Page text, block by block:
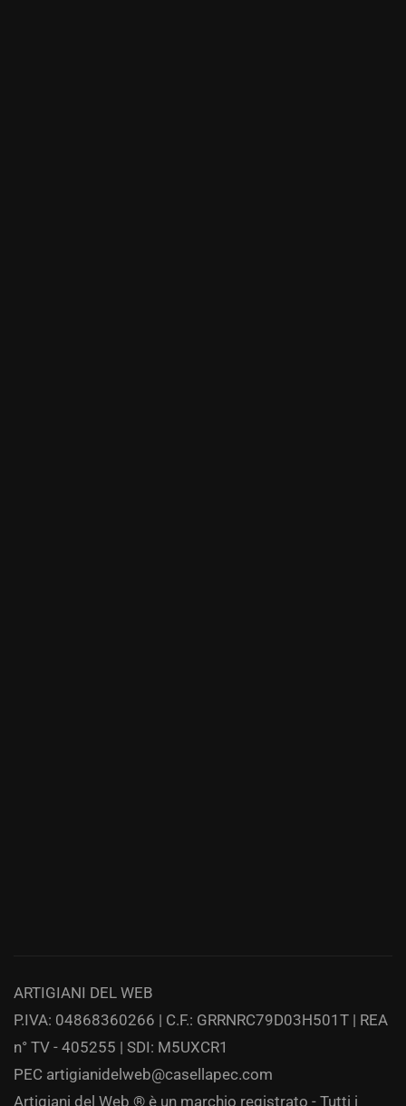
ARTIGIANI DEL WEB
P.IVA: 04868360266 | C.F.: GRRNRC79D03H501T | REA
n° TV - 405255 | SDI: M5UXCR1
PEC artigianidelweb@casellapec.com
Artigiani del Web ® è un marchio registrato - Tutti i